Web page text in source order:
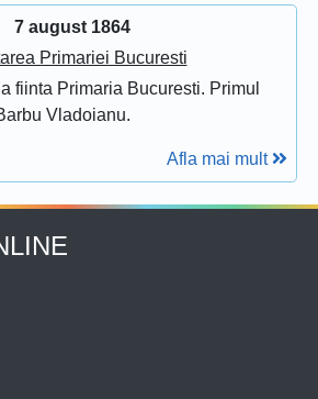
7 august 1864
Primariei Bucuresti
fiinta Primaria Bucuresti. Primul
Vladoianu.
Afla mai mult